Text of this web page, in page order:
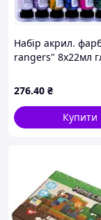
Набір акрил.
rangers" 8х22мл
276.40 ₴
Купити